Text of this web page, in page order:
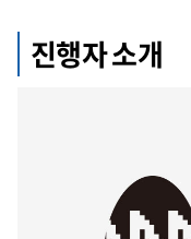
진행자 소개